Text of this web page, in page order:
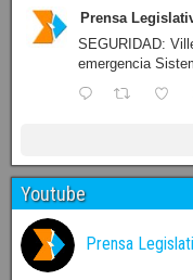
Prensa
SEGURIDAD:
emergencia
Youtube
Prensa